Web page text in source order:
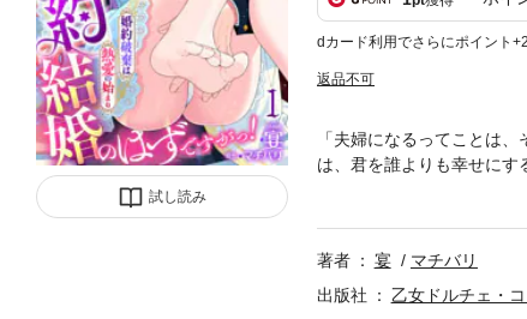
試し読み
dカード利用でさらにポイント
返品不可
「夫婦になるってことは
は、君を誰よりも幸せにす
しに春至祭を訪れた。そ
著者
宴
マチバリ
出版社
乙女ドルチェ・